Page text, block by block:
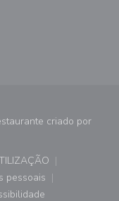
criado por
numa nova janela))
((abre numa nova janela))
pessoais
nova janela))